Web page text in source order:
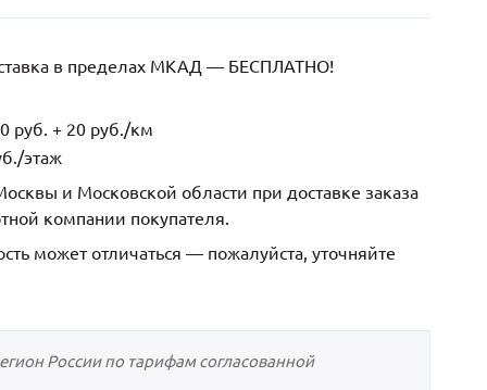
в пределах МКАД — БЕСПЛАТНО!
руб. + 20 руб./км
этаж
и Московской области при доставке заказа
компании покупателя.
может отличаться — пожалуйста, уточняйте
России по тарифам согласованной